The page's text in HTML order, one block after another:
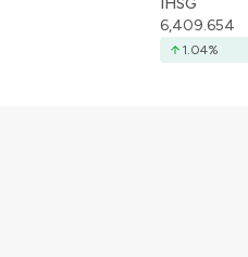
IHSG
6,409.654
1.04%